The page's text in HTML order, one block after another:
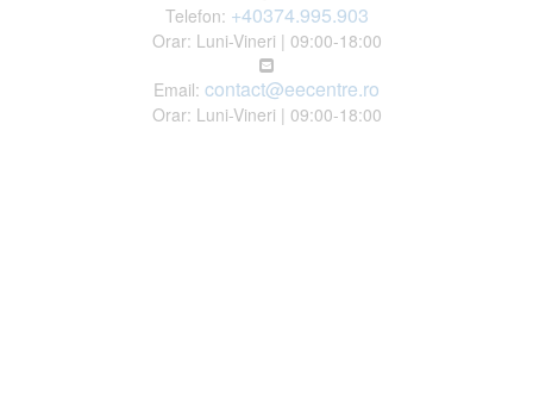
Telefon: +40374.995.903
Orar: Luni-Vineri | 09:00-18:00
Email: contact@eecentre.ro
Orar: Luni-Vineri | 09:00-18:00